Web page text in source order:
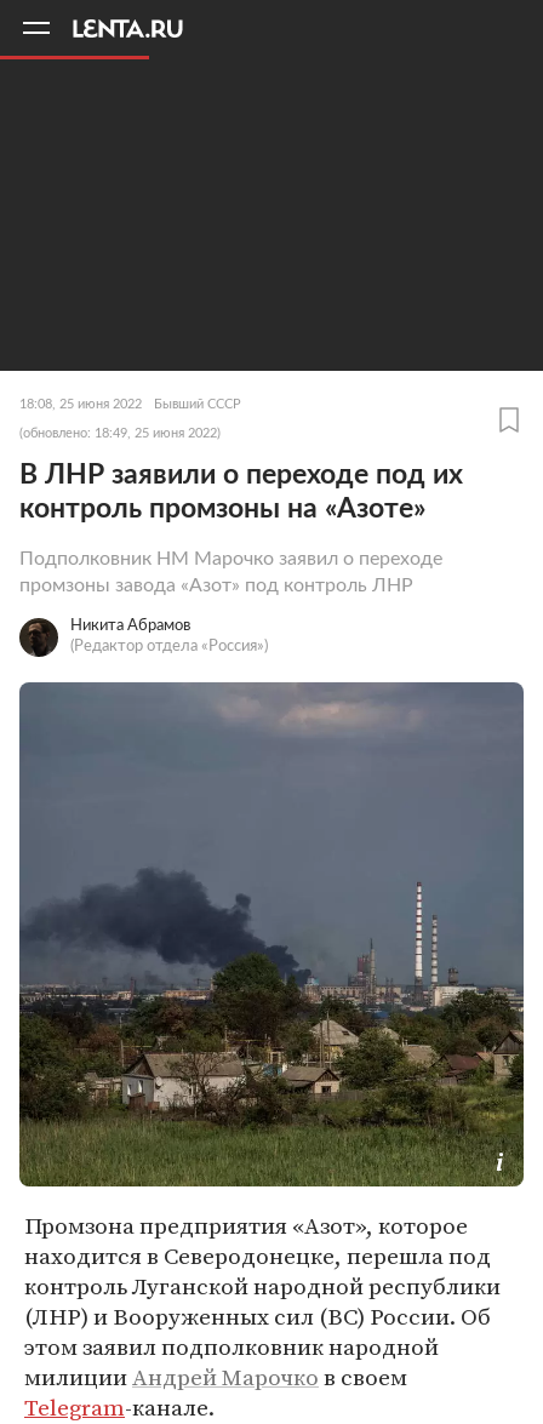
18:08, 25 июня 2022 Бывший СССР
(обновлено: 18:49, 25 июня 2022)
В ЛНР заявили о переходе под их
контроль промзоны на «Азоте»
Подполковник НМ Марочко заявил о переходе
промзоны завода «Азот» под контроль ЛНР
Никита Абрамов
(Редактор отдела «Россия»)
Промзона предприятия «Азот», которое
находится в Северодонецке, перешла под
контроль Луганской народной республики
(ЛНР) и Вооруженных сил (ВС) России. Об
этом заявил подполковник народной
милицииАндрей Марочков своем
Telegram-канале.